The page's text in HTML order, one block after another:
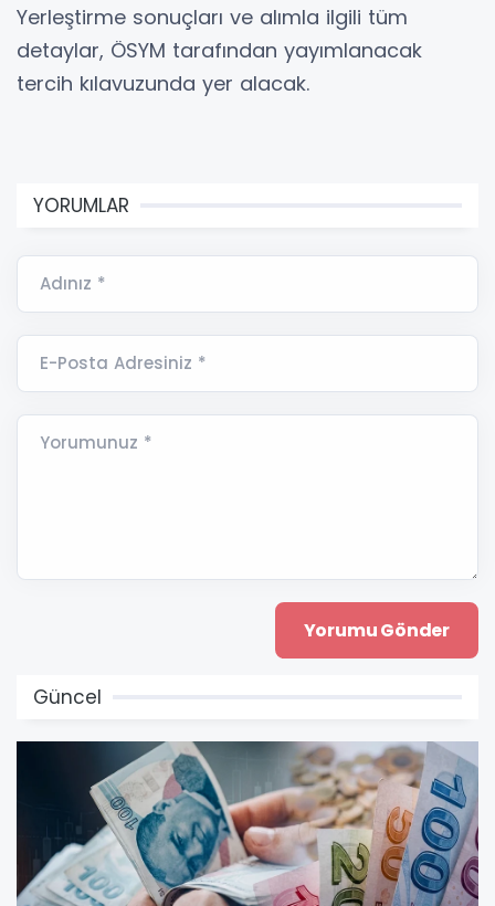
Yerleştirme sonuçları ve alımla ilgili tüm
detaylar, ÖSYM tarafından yayımlanacak
tercih kılavuzunda yer alacak.
YORUMLAR
Adınız *
E-Posta Adresiniz *
Yorumunuz *
Güncel